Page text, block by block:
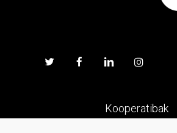
Kooperatibak